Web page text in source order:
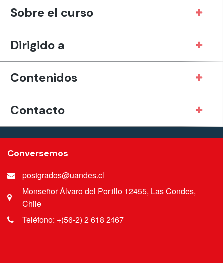
Sobre el curso
Dirigido a
Contenidos
Contacto
Conversemos
postgrados@uandes.cl
Monseñor Álvaro del Portillo 12455, Las Condes,
Chile
Teléfono: +(56-2) 2 618 2467